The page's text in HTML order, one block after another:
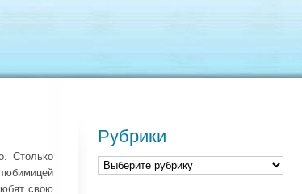
Столько
свою
Рубрики